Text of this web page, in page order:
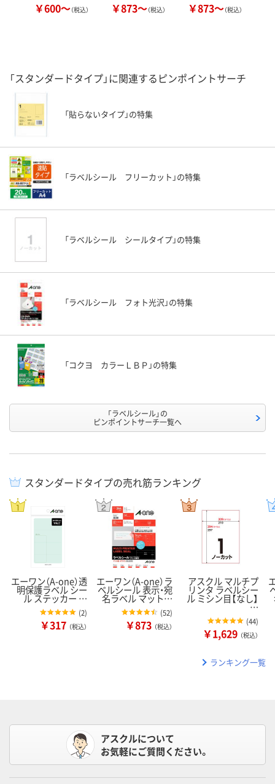
￥600～（税込） ￥873～（税込） ￥873～（税込）
「スタンダードタイプ」に関連するピンポイントサーチ
「貼らないタイプ」の特集
「ラベルシール フリーカット」の特集
「ラベルシール シールタイプ」の特集
「ラベルシール フォト光沢」の特集
「コクヨ カラーＬＢＰ」の特集
「ラベルシール」の
ピンポイントサーチ一覧へ
スタンダードタイプの売れ筋ランキング
エーワン（A-one）透
明保護ラベル シー
ル ステッカー …
(2)
￥317 （税込）
エーワン（A-one）ラ
ベルシール 表示・宛
名ラベル マット…
(52)
￥873 （税込）
アスクル マルチプ
リンタ ラベルシー
ル ミシン目【なし】
…
(44)
￥1,629 （税込）
ランキング一覧
アスクルについて
お気軽にご質問ください。